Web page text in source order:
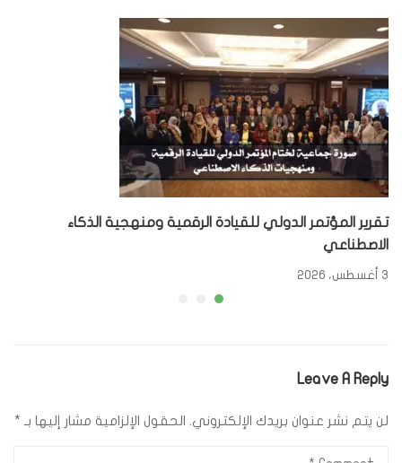
تقرير المؤتمر الدولي للقيادة الرقمية ومنهجية الذكاء
الاصطناعي
3 أغسطس، 2026
Leave A Reply
لن يتم نشر عنوان بريدك الإلكتروني. الحقول الإلزامية مشار إليها بـ *